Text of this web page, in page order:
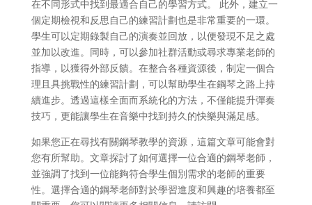
在不同形式中找到最適合自己的學習方式。 此外，建立一
個定期檢視和反思自己的練習計劃也是非常重要的一環。
學生可以定期錄製自己的演奏並回放，以便發現不足之處
並加以改進。同時，可以參加社群活動或尋求專業老師的
指導，以獲得外部反饋。在整合各種資源後，制定一個合
理且具挑戰性的練習計劃，可以幫助學生在鋼琴之路上持
續進步。透過這樣全面而系統化的方法，不僅能提升彈奏
技巧，更能讓學生在音樂中找到持久的快樂與滿足感。
如果您正在尋找有關鋼琴教學的資源，這篇文章可能會對
您有所幫助。文章探討了如何選擇一位合適的鋼琴老師，
並強調了找到一位能夠符合學生個別需求的老師的重要
性。選擇合適的鋼琴老師對於學習進度和興趣的培養都至